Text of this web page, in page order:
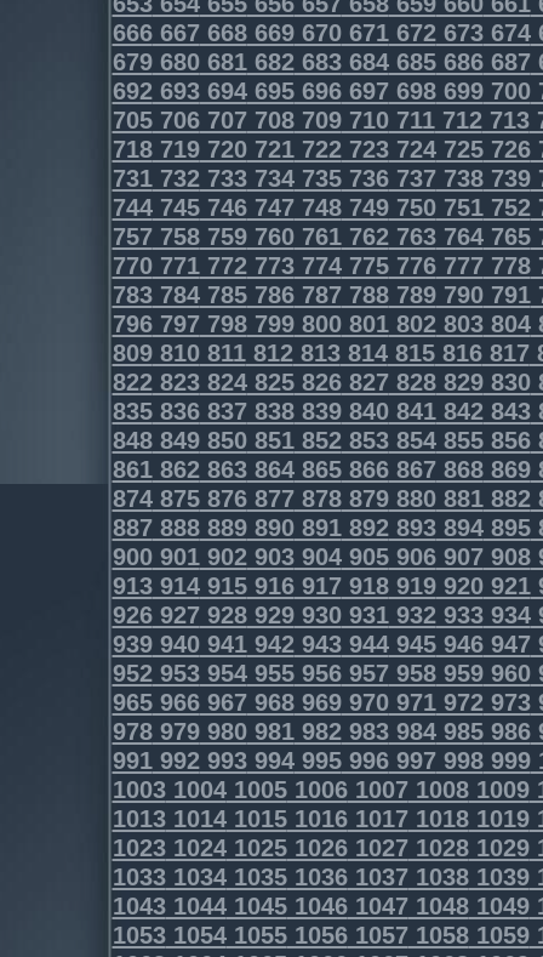
666667668669670671672673674
679680681682683684685686687
692693694695696697698699700
705706707708709710711712713
718719720721722723724725726
731732733734735736737738739
744745746747748749750751752
757758759760761762763764765
770771772773774775776777778
783784785786787788789790791
796797798799800801802803804
809810811812813814815816817
822823824825826827828829830
835836837838839840841842843
848849850851852853854855856
861862863864865866867868869
874875876877878879880881882
887888889890891892893894895
900901902903904905906907908
913914915916917918919920921
926927928929930931932933934
939940941942943944945946947
952953954955956957958959960
965966967968969970971972973
978979980981982983984985986
991992993994995996997998999
1003100410051006100710081009
1013101410151016101710181019
1023102410251026102710281029
1033103410351036103710381039
1043104410451046104710481049
1053105410551056105710581059